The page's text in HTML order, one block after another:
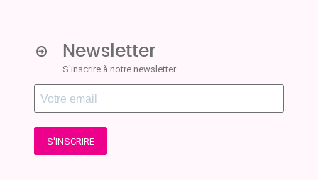
Newsletter
S'inscrire à notre newsletter
S'INSCRIRE